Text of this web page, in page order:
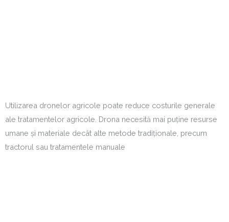
Utilizarea dronelor agricole poate reduce costurile generale
ale tratamentelor agricole. Drona necesită mai puține resurse
umane și materiale decât alte metode tradiționale, precum
tractorul sau tratamentele manuale